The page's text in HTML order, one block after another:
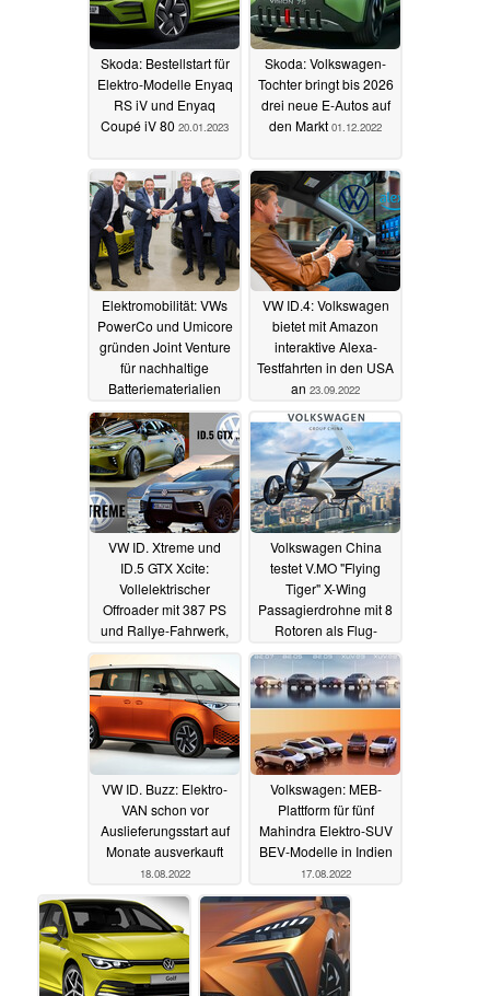
Skoda: Bestellstart für
Elektro-Modelle Enyaq
RS iV und Enyaq
Coupé iV 80 20.01.2023
Skoda: Volkswagen-
Tochter bringt bis 2026
drei neue E-Autos auf
den Markt 01.12.2022
Elektromobilität: VWs
PowerCo und Umicore
gründen Joint Venture
für nachhaltige
Batteriematerialien
28.09.2022
VW ID.4: Volkswagen
bietet mit Amazon
interaktive Alexa-
Testfahrten in den USA
an 23.09.2022
VW ID. Xtreme und
ID.5 GTX Xcite:
Vollelektrischer
Offroader mit 387 PS
und Rallye-Fahrwerk,
aufgemotzter ID.5 GTX
09.09.2022
Volkswagen China
testet V.MO "Flying
Tiger" X-Wing
Passagierdrohne mit 8
Rotoren als Flug-
Shuttle und Luft-Taxi
23.08.2022
VW ID. Buzz: Elektro-
VAN schon vor
Auslieferungsstart auf
Monate ausverkauft
18.08.2022
Volkswagen: MEB-
Plattform für fünf
Mahindra Elektro-SUV
BEV-Modelle in Indien
17.08.2022